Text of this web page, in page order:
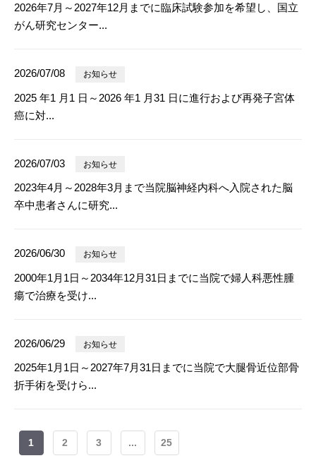
2026年7月～2027年12月までに臨床試験参加を希望し、国立
がん研究センター...
2026/07/08 お知らせ
2025 年1 月1 日～2026 年1 月31 日に進行および再発子宮体
癌に対...
2026/07/03 お知らせ
2023年4月～2028年3月まで当院脳神経内科へ入院された脳
卒中患者さんに研究...
2026/06/30 お知らせ
2000年1月1日～2034年12月31日までに当院で婦人科悪性腫
瘍で治療を受け...
2026/06/29 お知らせ
2025年1月1日～2027年7月31日までに当院で大腿骨近位部骨
折手術を受けら...
1 2 3 ... 25